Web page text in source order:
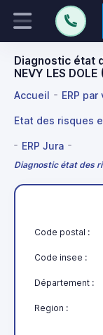
Diagnostic état
NEVY LES
Accueil ERP par
Etat des risques
ERP Jura
Diagnostic état des
Code postal :
Code insee :
Département :
Region :